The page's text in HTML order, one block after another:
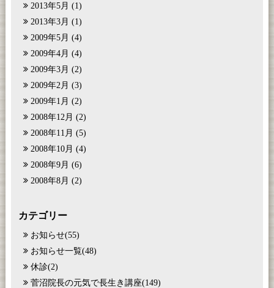
2013年5月 (1)
2013年3月 (1)
2009年5月 (4)
2009年4月 (4)
2009年3月 (2)
2009年2月 (3)
2009年1月 (2)
2008年12月 (2)
2008年11月 (5)
2008年10月 (4)
2008年9月 (6)
2008年8月 (2)
カテゴリー
お知らせ(55)
お知らせ一覧(48)
休診(2)
菅沼院長の元気で長生き講座(149)